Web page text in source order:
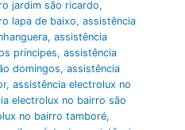
jardim são ricardo,
lapa de baixo, assistência
, assistência
príncipes, assistência
domingos, assistência
, assistência electrolux no
electrolux no bairro são
no bairro tamboré,